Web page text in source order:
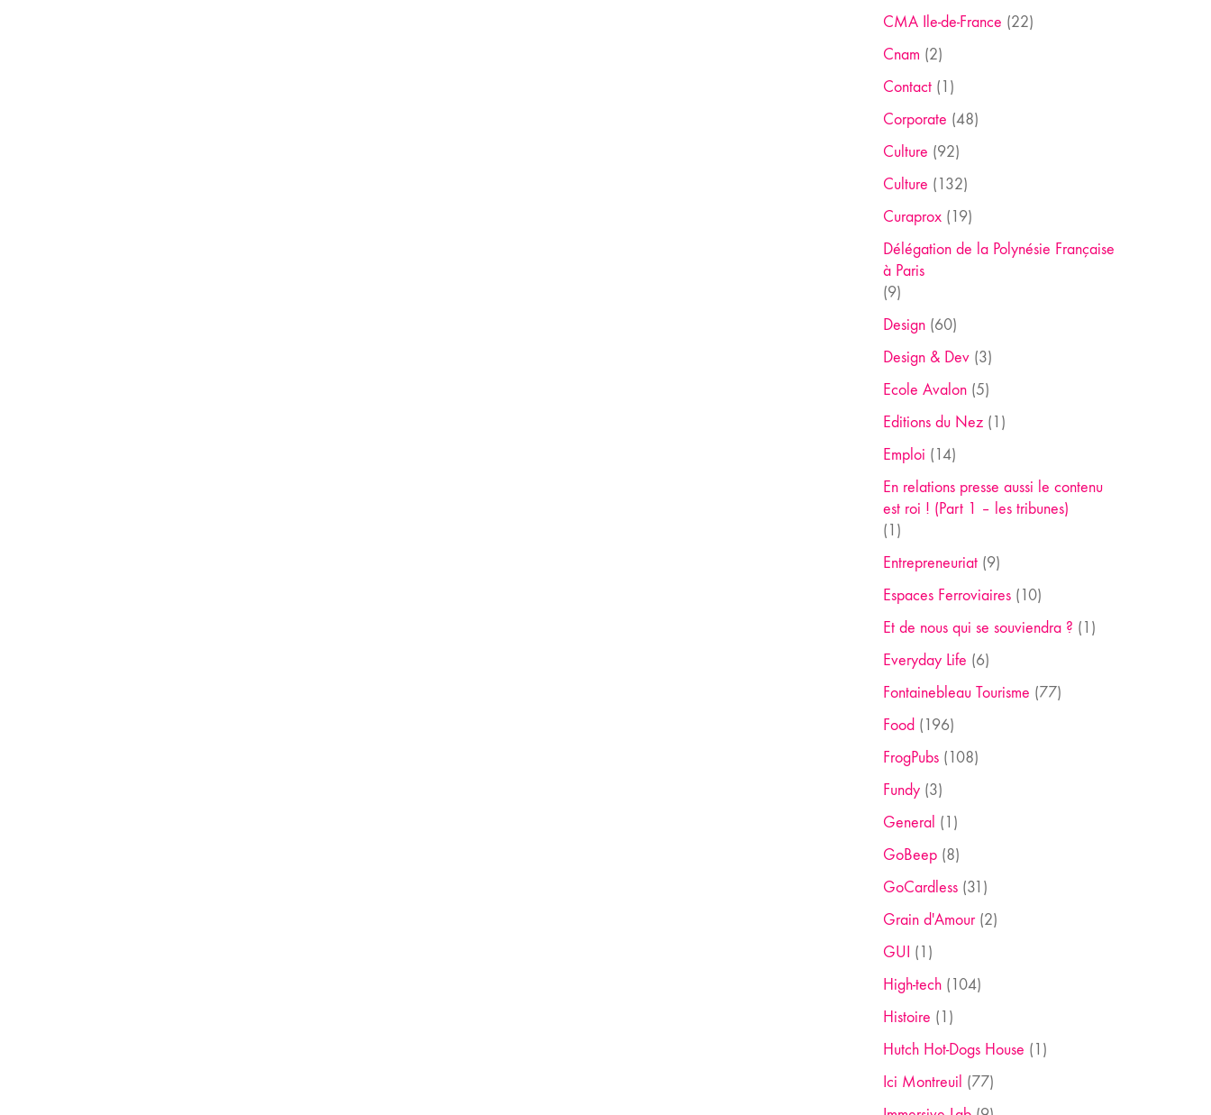
CMA Ile-de-France (22)
Cnam (2)
Contact(1)
Corporate (48)
Culture (92)
Culture (132)
Curaprox(19)
Délégation de la Polynésie Française
à Paris
(9)
Design(60)
Design & Dev(3)
Ecole Avalon(5)
Editions du Nez(1)
Emploi (14)
En relations presse aussi le contenu
est roi ! (Part 1 – les tribunes)
(1)
Entrepreneuriat(9)
Espaces Ferroviaires(10)
Et de nous qui se souviendra ? (1)
Everyday Life (6)
Fontainebleau Tourisme (77)
Food (196)
FrogPubs(108)
Fundy(3)
General (1)
GoBeep(8)
GoCardless(31)
Grain d'Amour(2)
GUI (1)
High-tech(104)
Histoire (1)
Hutch Hot-Dogs House (1)
Ici Montreuil (77)